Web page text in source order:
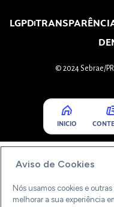
LGPD
© 2024 Sebrae/
INICIO
Aviso de Cookies
Nós usamos cookies e
melhorar a sua experiência